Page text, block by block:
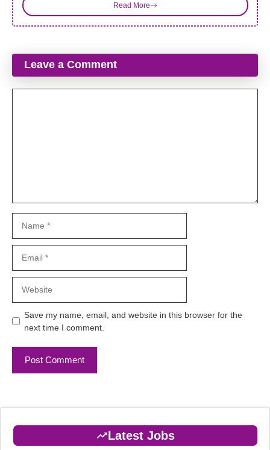
Read More
Leave a Comment
Save my name, email, and website in this browser for the
next time I comment.
Latest Jobs